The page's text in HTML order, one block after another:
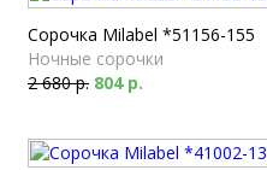
Сорочка Milabel *51156-155
Ночные сорочки
2 680 р. 804 р.